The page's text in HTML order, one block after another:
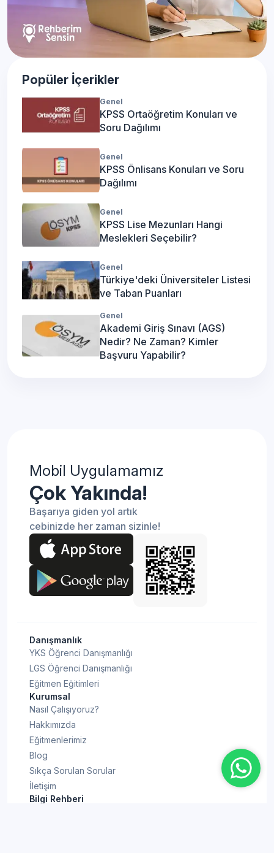
Popüler İçerikler
Genel
KPSS Ortaöğretim Konuları ve
Soru Dağılımı
Genel
KPSS Önlisans Konuları ve Soru
Dağılımı
Genel
KPSS Lise Mezunları Hangi
Meslekleri Seçebilir?
Genel
Türkiye'deki Üniversiteler Listesi
ve Taban Puanları
Genel
Akademi Giriş Sınavı (AGS)
Nedir? Ne Zaman? Kimler
Başvuru Yapabilir?
Mobil Uygulamamız
Çok Yakında!
Başarıya giden yol artık
cebinizde her zaman sizinle!
Danışmanlık
YKS Öğrenci Danışmanlığı
LGS Öğrenci Danışmanlığı
Eğitmen Eğitimleri
Kurumsal
Nasıl Çalışıyoruz?
Hakkımızda
Eğitmenlerimiz
Blog
Sıkça Sorulan Sorular
İletişim
Bilgi Rehberi